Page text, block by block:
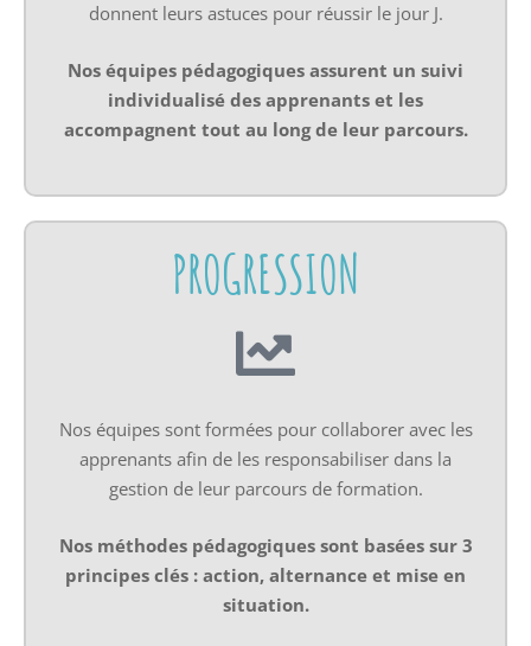
donnent leurs astuces pour réussir le jour J.
Nos équipes pédagogiques assurent un suivi
individualisé des apprenants et les
accompagnent tout au long de leurparcours.
PROGRESSION
Nos équipes sont formées pour collaborer avec les
apprenants afin de les responsabiliser dans la
gestion de leur parcours de formation.
Nos méthodes pédagogiques sont basées sur 3
principes clés : action, alternance et mise en
situation.